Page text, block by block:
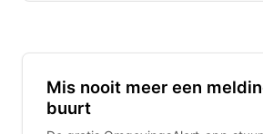
Mis nooit meer een
buurt